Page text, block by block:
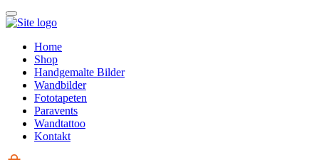
Home
Shop
Handgemalte Bilder
Wandbilder
Fototapeten
Paravents
Wandtattoo
Kontakt